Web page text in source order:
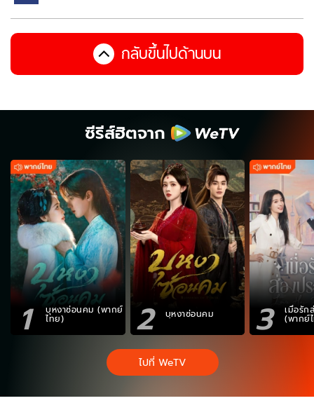
กลับขึ้นไปด้านบน
ซีรีส์ฮิตจาก
1 บุหงาซ่อนคม (พากย์
ไทย) 2 บุหงาซ่อนคม 3 เมื่อรัก
(พากย์
ไปที่ WeTV